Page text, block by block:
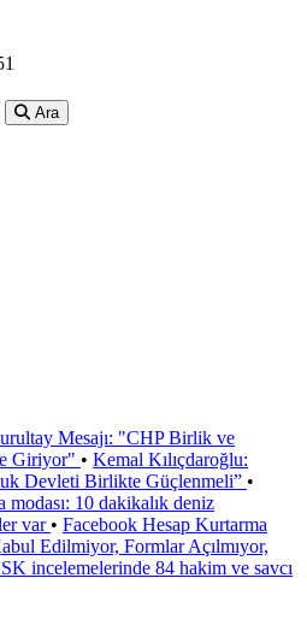
Ara
Mesajı: "CHP Birlik ve
Giriyor" • Kemal Kılıçdaroğlu:
Devleti Birlikte Güçlenmeli” •
10 dakikalık deniz
var • Facebook Hesap Kurtarma
Edilmiyor, Formlar Açılmıyor,
incelemelerinde 84 hakim ve savcı